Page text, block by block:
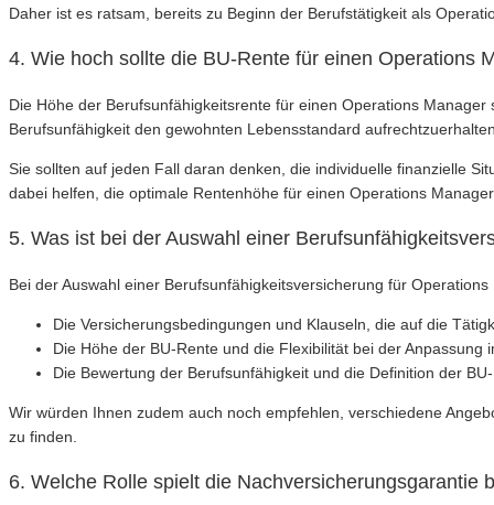
Daher ist es ratsam, bereits zu Beginn der Berufstätigkeit als
4. Wie hoch sollte die BU-Rente für einen Operations
Die Höhe der Berufsunfähigkeitsrente für einen Operations
Berufsunfähigkeit den gewohnten Lebensstandard
Sie sollten auf jeden Fall daran denken, die individuelle finanzielle
dabei helfen, die optimale Rentenhöhe für einen Operations
5. Was ist bei der Auswahl einer
Bei der Auswahl einer Berufsunfähigkeitsversicherung für
Die Versicherungsbedingungen und Klauseln, die auf die
Die Höhe der BU-Rente und die Flexibilität bei der Anpassung
Die Bewertung der Berufsunfähigkeit und die Definition der
Wir würden Ihnen zudem auch noch empfehlen, verschiedene
zu finden.
6. Welche Rolle spielt die